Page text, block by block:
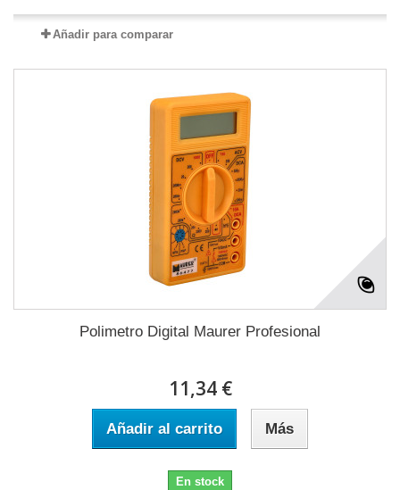
Añadir para comparar
Polimetro Digital Maurer Profesional
11,34 €
Añadir al carrito Más
En stock